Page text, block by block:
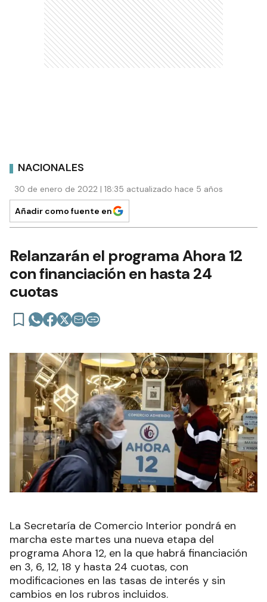
NACIONALES
30 de enero de 2022 | 18:35 actualizado hace 5 años
Añadir como fuente en
Relanzarán el programa Ahora 12
con financiación en hasta 24
cuotas
La Secretaría de Comercio Interior pondrá en
marcha este martes una nueva etapa del
programa Ahora 12, en la que habrá financiación
en 3, 6, 12, 18 y hasta 24 cuotas, con
modificaciones en las tasas de interés y sin
cambios en los rubros incluidos.